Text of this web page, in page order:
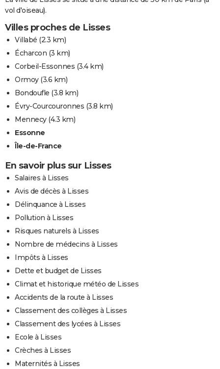
vol d'oiseau).
Villes proches de Lisses
Villabé (2.3 km)
Écharcon (3 km)
Corbeil-Essonnes (3.4 km)
Ormoy(3.6 km)
Bondoufle (3.8 km)
Évry-Courcouronnes (3.8 km)
Mennecy(4.3 km)
Essonne
Île-de-France
En savoir plus sur Lisses
Salaires à Lisses
Avis de décès à Lisses
Délinquance à Lisses
Pollution à Lisses
Risques naturels à Lisses
Nombre de médecins à Lisses
Impôts à Lisses
Dette et budget de Lisses
Climat et historique météo de Lisses
Accidents de la route à Lisses
Classement des collèges à Lisses
Classement des lycées à Lisses
Ecole à Lisses
Crèches à Lisses
Maternités à Lisses